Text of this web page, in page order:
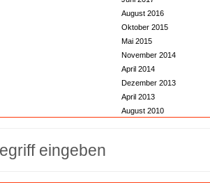
August 2016
Oktober 2015
Mai 2015
November 2014
April 2014
Dezember 2013
April 2013
August 2010